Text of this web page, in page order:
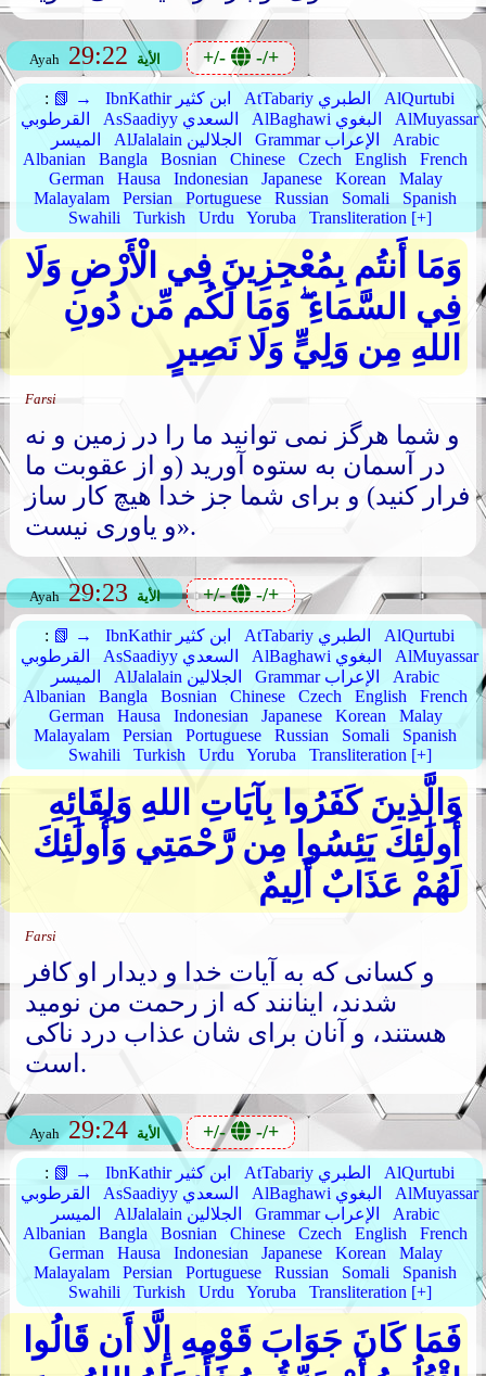
Ayah 29:22 الأية +/- -/+
: 📗 → IbnKathir ابن كثير AtTabariy الطبري
AlQurtubi
القرطوبي
AsSaadiyy السعدي AlBaghawi البغوي
AlMuyassar
الميسر
AlJalalain الجلالين Grammar الإعراب
Arabic
Albanian
Bangla Bosnian Chinese Czech English
French
German
Hausa Indonesian Japanese Korean
Malay
Malayalam
Persian Portuguese Russian Somali
Spanish
Swahili
Turkish Urdu Yoruba Transliteration [+]
وَمَا أَنتُم بِمُعْجِزِينَ فِي الْأَرْضِ وَلَا
فِي السَّمَاءِ ۖ وَمَا لَكُم مِّن دُونِ
اللهِ مِن وَلِيٍّ وَلَا نَصِيرٍ
Farsi
و شما هرگز نمی توانید ما را در زمین و نه
در آسمان به ستوه آورید (و از عقوبت ما
فرار کنید) و برای شما جز خدا هیچ کار ساز
و یاوری نیست».
Ayah 29:23 الأية +/- -/+
: 📗 → IbnKathir ابن كثير AtTabariy الطبري
AlQurtubi
القرطوبي
AsSaadiyy السعدي AlBaghawi البغوي
AlMuyassar
الميسر
AlJalalain الجلالين Grammar الإعراب
Arabic
Albanian
Bangla Bosnian Chinese Czech English
French
German
Hausa Indonesian Japanese Korean
Malay
Malayalam
Persian Portuguese Russian Somali
Spanish
Swahili
Turkish Urdu Yoruba Transliteration [+]
وَالَّذِينَ كَفَرُوا بِآيَاتِ اللهِ وَلِقَائِهِ
أُولَٰئِكَ يَئِسُوا مِن رَّحْمَتِي وَأُولَٰئِكَ
لَهُمْ عَذَابٌ أَلِيمٌ
Farsi
و کسانی که به آیات خدا و دیدار او کافر
شدند، اینانند که از رحمت من نومید
هستند، و آنان برای شان عذاب درد ناکی
است.
Ayah 29:24 الأية +/- -/+
: 📗 → IbnKathir ابن كثير AtTabariy الطبري
AlQurtubi
القرطوبي
AsSaadiyy السعدي AlBaghawi البغوي
AlMuyassar
الميسر
AlJalalain الجلالين Grammar الإعراب
Arabic
Albanian
Bangla Bosnian Chinese Czech English
French
German
Hausa Indonesian Japanese Korean
Malay
Malayalam
Persian Portuguese Russian Somali
Spanish
Swahili
Turkish Urdu Yoruba Transliteration [+]
فَمَا كَانَ جَوَابَ قَوْمِهِ إِلَّا أَن قَالُوا